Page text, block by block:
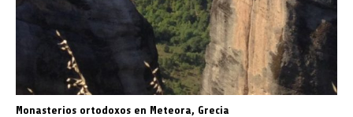
Monasterios ortodoxos en Meteora, Grecia